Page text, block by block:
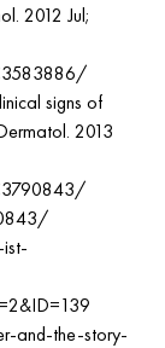
2012 Jul;
signs of
2013
and-the-story-